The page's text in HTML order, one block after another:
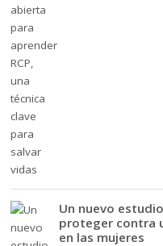
Un nuevo
proteger contra
en las mujeres